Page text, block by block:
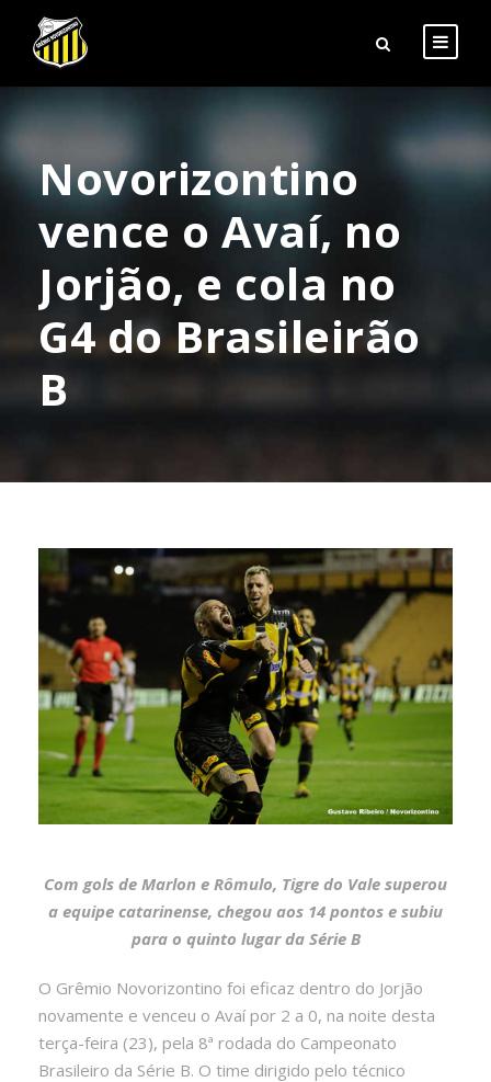
Novorizontino
vence o Avaí, no
Jorjão, e cola no
G4 do Brasileirão
B
Com gols de Marlon e Rômulo, Tigre do Vale superou
a equipe catarinense, chegou aos 14 pontos e subiu
para o quinto lugar da Série B
O Grêmio Novorizontino foi eficaz dentro do Jorjão
novamente e venceu o Avaí por 2 a 0, na noite desta
terça-feira (23), pela 8ª rodada do Campeonato
Brasileiro da Série B. O time dirigido pelo técnico